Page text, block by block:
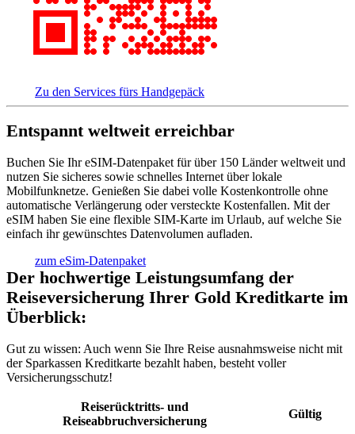
Zu den Services fürs Handgepäck
Entspannt weltweit erreichbar
Buchen Sie Ihr eSIM-Datenpaket für über 150 Länder weltweit und
nutzen Sie sicheres sowie schnelles Internet über lokale
Mobilfunknetze. Genießen Sie dabei volle Kostenkontrolle ohne
automatische Verlängerung oder versteckte Kostenfallen. Mit der
eSIM haben Sie eine flexible SIM-Karte im Urlaub, auf welche Sie
einfach ihr gewünschtes Datenvolumen aufladen.
zum eSim-Datenpaket
Der hochwertige Leistungsumfang der
Reiseversicherung Ihrer Gold Kreditkarte im
Überblick:
Gut zu wissen: Auch wenn Sie Ihre Reise ausnahmsweise nicht mit
der Sparkassen Kreditkarte bezahlt haben, besteht voller
Versicherungsschutz!
Reiserücktritts- und
Reiseabbruchversicherung
Gültig